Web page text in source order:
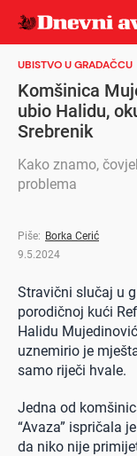
UBISTVO U GRADAČCU
Komšinica
ubio Halidu,
Srebrenik
Kako znamo,
problema
Piše: Borka Cerić
9.5.2024
Stravični slučaj u
porodičnoj kući
Halidu
uznemirio je
samo riječi hvale.
Jedna od
“Avaza” ispričala
da niko nije